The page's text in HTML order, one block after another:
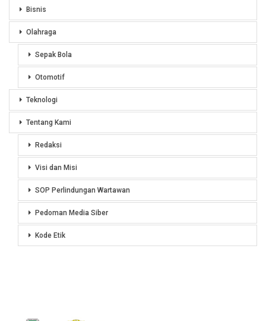
Bisnis
Olahraga
Sepak Bola
Otomotif
Teknologi
Tentang Kami
Redaksi
Visi dan Misi
SOP Perlindungan Wartawan
Pedoman Media Siber
Kode Etik